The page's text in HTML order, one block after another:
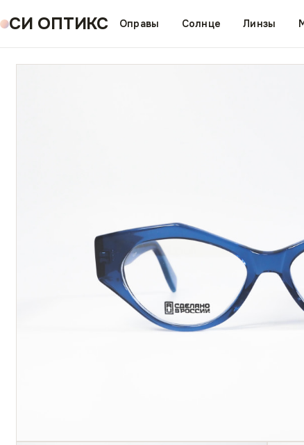
СИ ОПТИКС Оправы Солнце Линзы